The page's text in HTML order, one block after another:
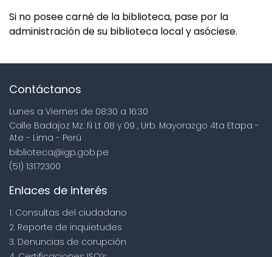
Si no posee carné de la biblioteca, pase por la
administración de su biblioteca local y asóciese.
Contáctanos
Lunes a Viernes de 08:30 a 16:30
Calle Badajoz Mz. Ñ Lt 08 y 09 , Urb. Mayorazgo 4ta Etapa -
Ate - Lima - Perú
biblioteca@igp.gob.pe
(51) 13172300
Enlaces de interés
1. Consultas del ciudadano
2. Reporte de inquietudes
3. Denuncias de corupción